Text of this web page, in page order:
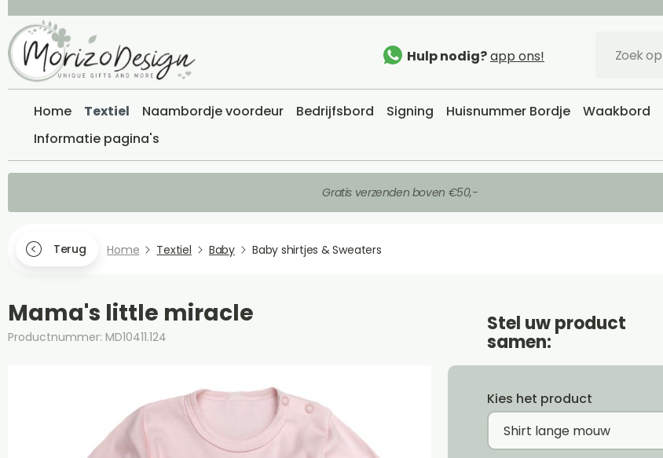
Hulp nodig?app ons!
Home Textiel Naambordje voordeur Bedrijfsbord Signing Huisnummer Bordje Waakbord
Informatie pagina's
Gratis verzenden boven €50,-
Terug Home Textiel Baby Baby shirtjes & Sweaters
Mama's little miracle
Productnummer: MD10411.124
Stel uw product
samen:
Kies het product